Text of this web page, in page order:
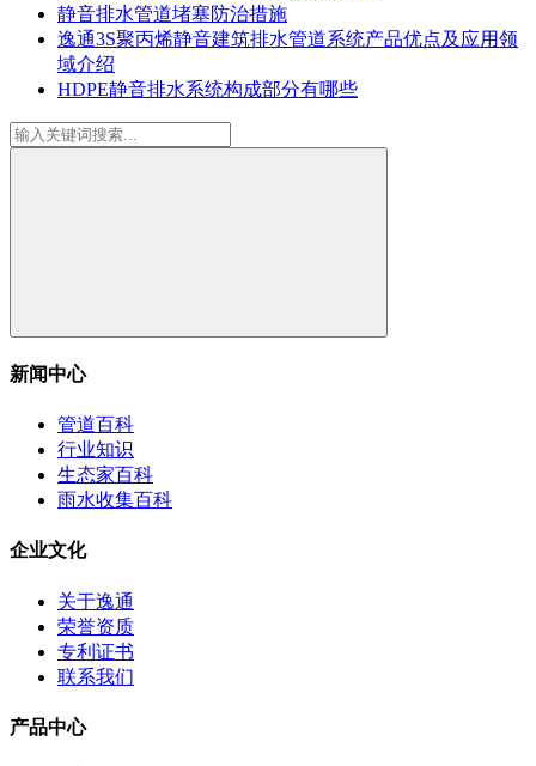
静音排水管道堵塞防治措施
逸通3S聚丙烯静音建筑排水管道系统产品优点及应用领
域介绍
HDPE静音排水系统构成部分有哪些
新闻中心
管道百科
行业知识
生态家百科
雨水收集百科
企业文化
关于逸通
荣誉资质
专利证书
联系我们
产品中心